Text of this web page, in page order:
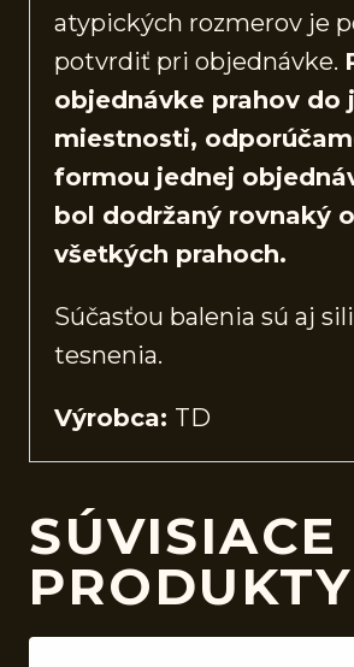
atypických rozmerov je
potvrdiť pri objednávke.
objednávke prahov do
miestnosti,
formou jednej
bol dodržaný rovnaký
všetkých prahoch.
Súčasťou balenia sú aj
tesnenia.
Výrobca: TD
SÚVISIACE
PRODUKTY